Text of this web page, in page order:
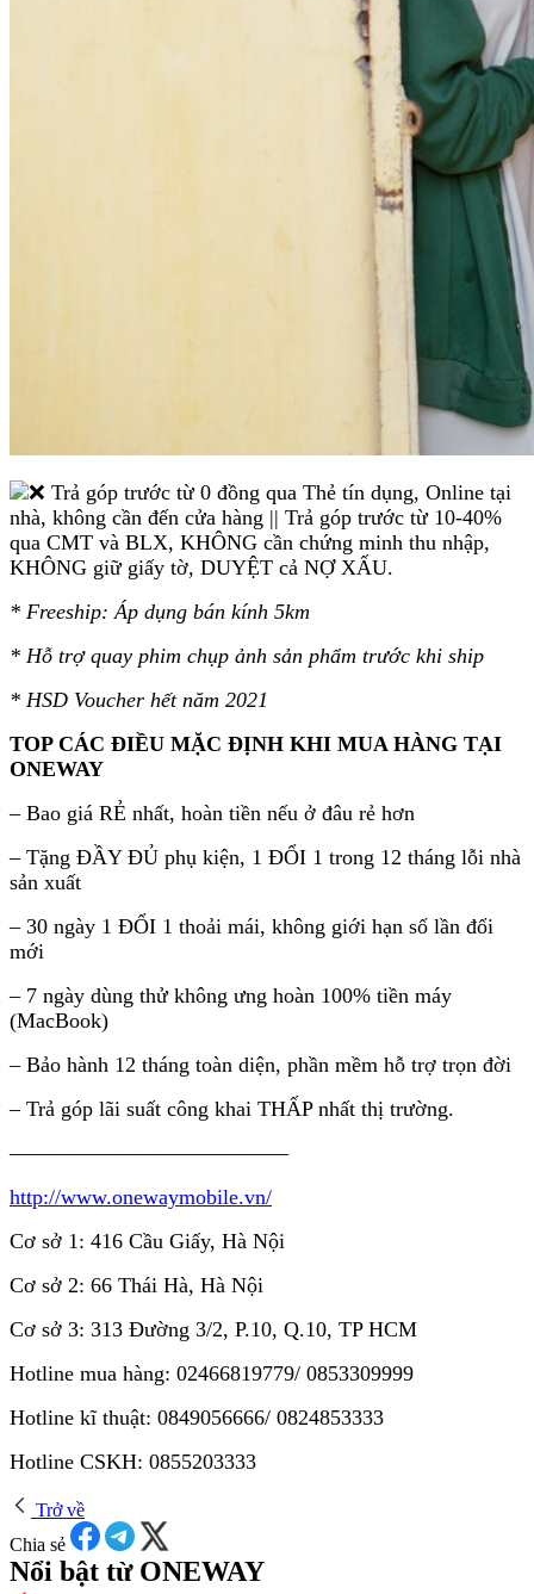
Trả góp trước từ 0 đồng qua Thẻ tín dụng, Online tại
nhà, không cần đến cửa hàng || Trả góp trước từ 10-40%
qua CMT và BLX, KHÔNG cần chứng minh thu nhập,
KHÔNG giữ giấy tờ, DUYỆT cả NỢ XẤU.
* Freeship: Áp dụng bán kính 5km
* Hỗ trợ quay phim chụp ảnh sản phẩm trước khi ship
* HSD Voucher hết năm 2021
TOP CÁC ĐIỀU MẶC ĐỊNH KHI MUA HÀNG TẠI
ONEWAY
– Bao giá RẺ nhất, hoàn tiền nếu ở đâu rẻ hơn
– Tặng ĐẦY ĐỦ phụ kiện, 1 ĐỔI 1 trong 12 tháng lỗi nhà
sản xuất
– 30 ngày 1 ĐỔI 1 thoải mái, không giới hạn số lần đổi
mới
– 7 ngày dùng thử không ưng hoàn 100% tiền máy
(MacBook)
– Bảo hành 12 tháng toàn diện, phần mềm hỗ trợ trọn đời
– Trả góp lãi suất công khai THẤP nhất thị trường.
—————————————
http://www.onewaymobile.vn/
Cơ sở 1: 416 Cầu Giấy, Hà Nội
Cơ sở 2: 66 Thái Hà, Hà Nội
Cơ sở 3: 313 Đường 3/2, P.10, Q.10, TP HCM
Hotline mua hàng: 02466819779/ 0853309999
Hotline kĩ thuật: 0849056666/ 0824853333
Hotline CSKH: 0855203333
Trở về
Chia sẻ
Nổi bật từ ONEWAY